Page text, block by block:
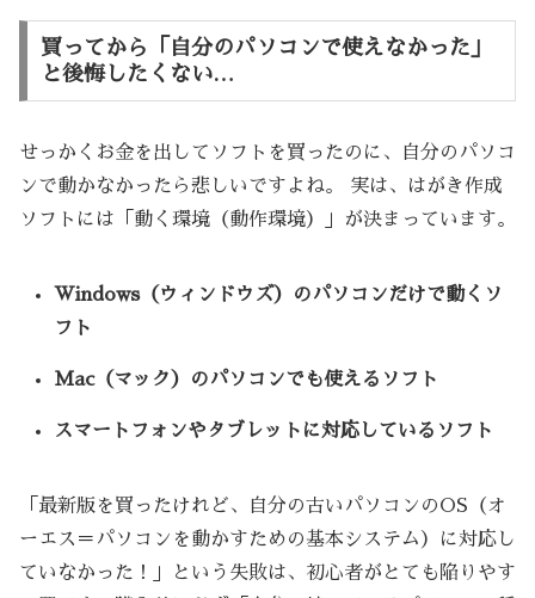
買ってから「自分のパソコンで使えなかった」
と後悔したくない…
せっかくお金を出してソフトを買ったのに、自分のパソコ
ンで動かなかったら悲しいですよね。 実は、はがき作成
ソフトには「動く環境（動作環境）」が決まっています。
Windows（ウィンドウズ）のパソコンだけで動くソ
フト
Mac（マック）のパソコンでも使えるソフト
スマートフォンやタブレットに対応しているソフト
「最新版を買ったけれど、自分の古いパソコンのOS（オ
ーエス＝パソコンを動かすための基本システム）に対応し
ていなかった！」という失敗は、初心者がとても陥りやす